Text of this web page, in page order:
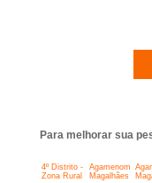
Para melhorar sua
4º Distrito -
Zona Rural
Agamenom
Magalhães